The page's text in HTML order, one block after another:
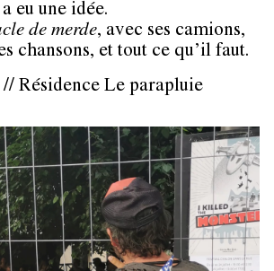
eu une idée.
de merde, avec ses camions,
chansons, et tout ce qu’il faut.
Résidence Le parapluie